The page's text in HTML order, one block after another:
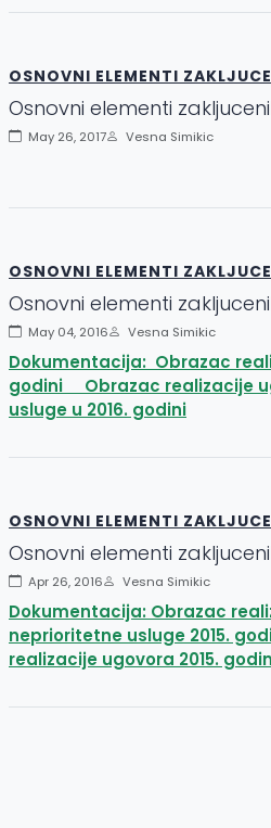
OSNOVNI ELEMENTI
Osnovni elementi
May 26, 2017 Vesna Simikic
OSNOVNI ELEMENTI
Osnovni elementi
May 04, 2016 Vesna Simikic
Dokumentacija: Obrazac
godini Obrazac realizacije
usluge u 2016. godini
OSNOVNI ELEMENTI
Osnovni elementi
Apr 26, 2016 Vesna Simikic
Dokumentacija: Obrazac
neprioritetne usluge 2015.
realizacije ugovora 2015.